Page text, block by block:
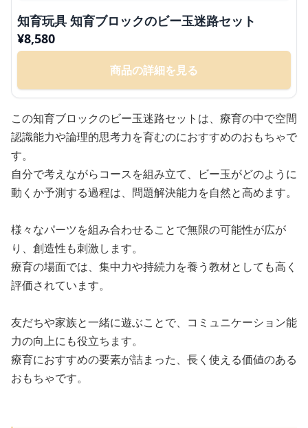
知育玩具 知育ブロックのビー玉迷路セット
¥8,580
商品の詳細を見る
この知育ブロックのビー玉迷路セットは、療育の中で空間
認識能力や論理的思考力を育むのにおすすめのおもちゃで
す。
自分で考えながらコースを組み立て、ビー玉がどのように
動くか予測する過程は、問題解決能力を自然と高めます。
様々なパーツを組み合わせることで無限の可能性が広が
り、創造性も刺激します。
療育の場面では、集中力や持続力を養う教材としても高く
評価されています。
友だちや家族と一緒に遊ぶことで、コミュニケーション能
力の向上にも役立ちます。
療育におすすめの要素が詰まった、長く使える価値のある
おもちゃです。